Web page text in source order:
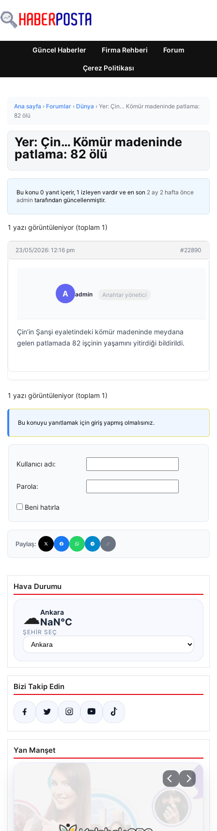
Güncel Haberler Firma Rehberi Forum
Çerez Politikası
Ana sayfa › Forumlar › Dünya › Yer: Çin… Kömür madeninde patlama:
82 ölü
Yer: Çin… Kömür madeninde
patlama: 82 ölü
Bu konu 0 yanıt içerir, 1 izleyen vardır ve en son 2 ay 2 hafta önce
admin tarafından güncellenmiştir.
1 yazı görüntüleniyor (toplam 1)
23/05/2026: 12:16 pm #22890
A admin Anahtar yönetici
Çin’in Şanşi eyaletindeki kömür madeninde meydana
gelen patlamada 82 işçinin yaşamını yitirdiği bildirildi.
1 yazı görüntüleniyor (toplam 1)
Bu konuyu yanıtlamak için giriş yapmış olmalısınız.
Kullanıcı adı:
Parola:
Beni hatırla
Paylaş:
Hava Durumu
☁Ankara
NaN°C
ŞEHIR SEÇ
Bizi Takip Edin
Yan Manşet